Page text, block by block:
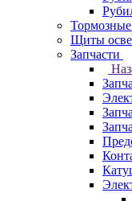
Щиты
Запчасти